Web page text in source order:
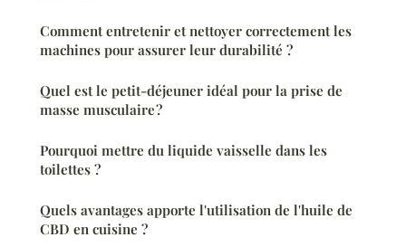
Comment entretenir et nettoyer correctement les
machines pour assurer leur durabilité ?
Quel est le petit-déjeuner idéal pour la prise de
masse musculaire ?
Pourquoi mettre du liquide vaisselle dans les
toilettes ?
Quels avantages apporte l'utilisation de l'huile de
CBD en cuisine ?